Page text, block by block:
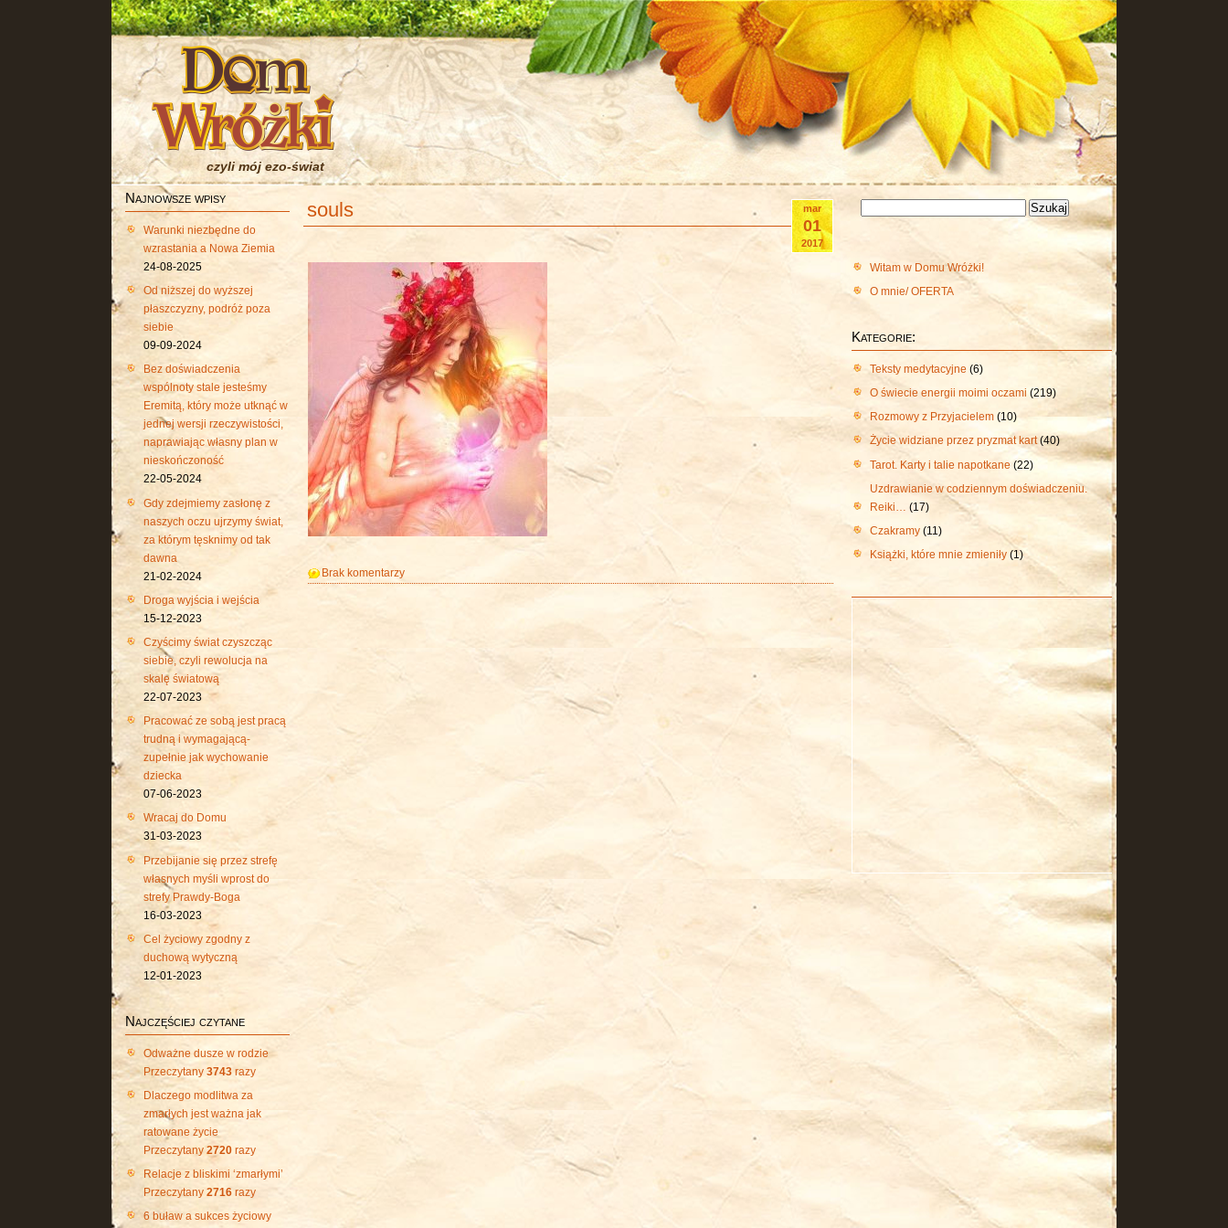
czyli mój ezo-świat
Najnowsze wpisy
Warunki niezbędne do
wzrastania a Nowa Ziemia
24-08-2025
Od niższej do wyższej
płaszczyzny, podróż poza
siebie
09-09-2024
Bez doświadczenia
wspólnoty stale jesteśmy
Eremitą, który może utknąć w
jednej wersji rzeczywistości,
naprawiając własny plan w
nieskończoność
22-05-2024
Gdy zdejmiemy zasłonę z
naszych oczu ujrzymy świat,
za którym tęsknimy od tak
dawna
21-02-2024
Droga wyjścia i wejścia
15-12-2023
Czyścimy świat czyszcząc
siebie, czyli rewolucja na
skalę światową
22-07-2023
Pracować ze sobą jest pracą
trudną i wymagającą-
zupełnie jak wychowanie
dziecka
07-06-2023
Wracaj do Domu
31-03-2023
Przebijanie się przez strefę
własnych myśli wprost do
strefy Prawdy-Boga
16-03-2023
Cel życiowy zgodny z
duchową wytyczną
12-01-2023
Najczęściej czytane
Odważne dusze w rodzie
Przeczytany 3743razy
Dlaczego modlitwa za
zmarłych jest ważna jak
ratowane życie
Przeczytany 2720 razy
Relacje z bliskimi ‘zmarłymi’
Przeczytany 2716 razy
6 buław a sukces życiowy
mar
01
2017
souls
Brak komentarzy
Witam w Domu Wróżki!
O mnie/ OFERTA
Kategorie:
Teksty medytacyjne (6)
O świecie energii moimi oczami (219)
Rozmowy z Przyjacielem (10)
Życie widziane przez pryzmat kart(40)
Tarot. Karty i talie napotkane (22)
Uzdrawianie w codziennym doświadczeniu.
Reiki… (17)
Czakramy (11)
Książki, które mnie zmieniły (1)